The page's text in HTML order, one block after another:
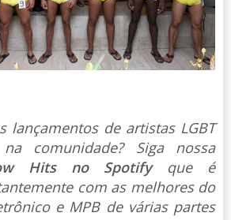
lançamentos de artistas LGBT
comunidade? Siga nossa
Hits no Spotify que é
com as melhores do
e MPB de várias partes